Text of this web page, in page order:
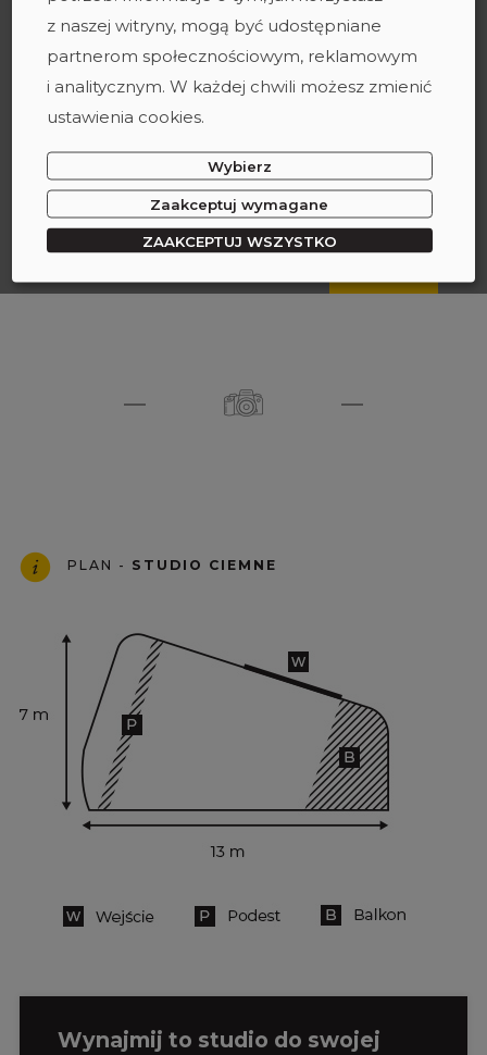
PLAN - STUDIO CIEMNE
Wynajmij to studio do swojej
z naszej witryny, mogą być udostępniane
partnerom społecznościowym, reklamowym
i analitycznym. W każdej chwili możesz zmienić
ustawienia cookies.
Wybierz
Zaakceptuj wymagane
ZAAKCEPTUJ WSZYSTKO